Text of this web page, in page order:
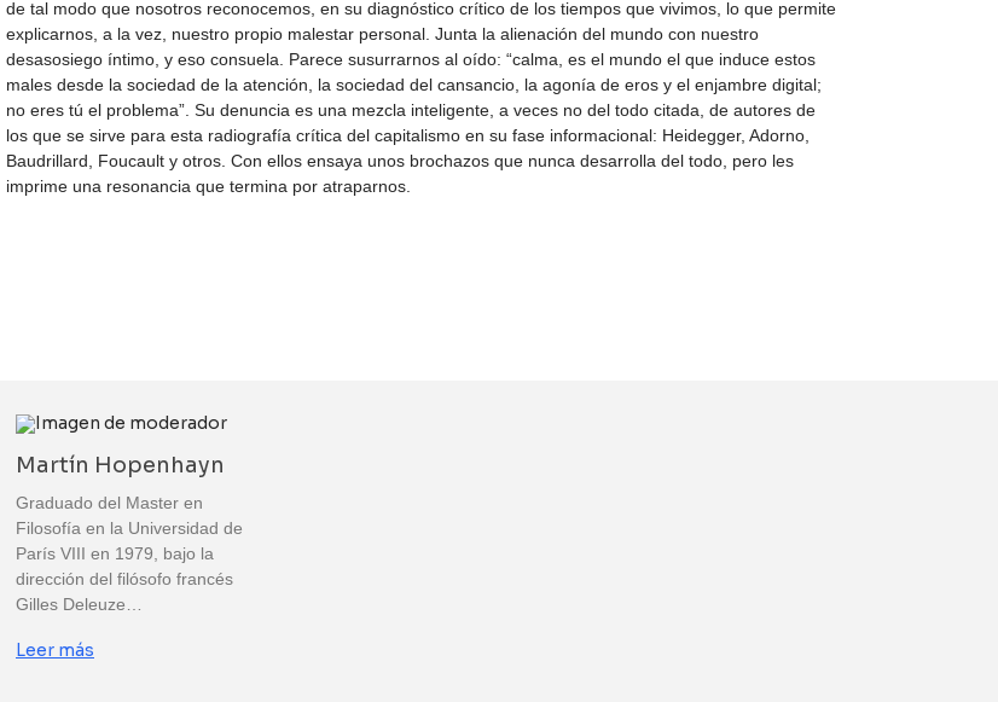
de tal modo que nosotros reconocemos, en su diagnóstico crítico de los tiempos que vivimos, lo que permite
explicarnos, a la vez, nuestro propio malestar personal. Junta la alienación del mundo con nuestro
desasosiego íntimo, y eso consuela. Parece susurrarnos al oído: “calma, es el mundo el que induce estos
males desde la sociedad de la atención, la sociedad del cansancio, la agonía de eros y el enjambre digital;
no eres tú el problema”. Su denuncia es una mezcla inteligente, a veces no del todo citada, de autores de
los que se sirve para esta radiografía crítica del capitalismo en su fase informacional: Heidegger, Adorno,
Baudrillard, Foucault y otros. Con ellos ensaya unos brochazos que nunca desarrolla del todo, pero les
imprime una resonancia que termina por atraparnos.
Martín Hopenhayn
Graduado del Master en
Filosofía en la Universidad de
París VIII en 1979, bajo la
dirección del filósofo francés
Gilles Deleuze…
Leer más